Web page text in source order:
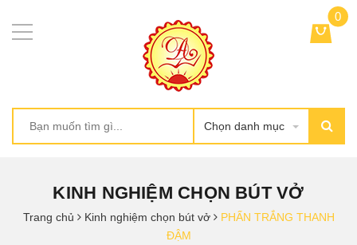
Chọn danh mục
0
KINH NGHIỆM CHỌN BÚT VỞ
Trang chủ Kinh nghiệm chọn bút vở
PHẤN TRẮNG THANH
ĐẬM